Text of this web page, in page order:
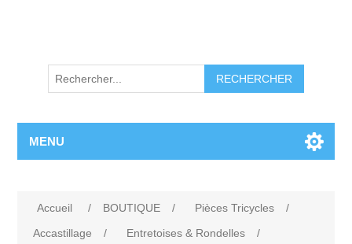
RECHERCHER
MENU
Accueil / BOUTIQUE / Pièces Tricycles
/
Accastillage
/ Entretoises & Rondelles
/